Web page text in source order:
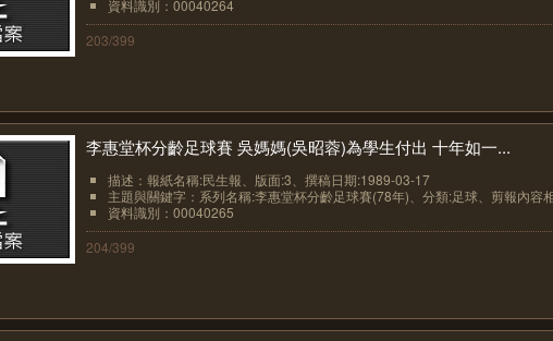
資料識別：00040264
203/399
李惠堂杯分齡足球賽 吳媽媽(吳昭蓉)為學生付出 十年如一...
描述：報紙名稱:民生報、版面:3、撰稿日期:1989-03-17
主題與關鍵字：系列名稱:李惠堂杯分齡足球賽(78年)、分類:足球、剪報內容
資料識別：00040265
204/399